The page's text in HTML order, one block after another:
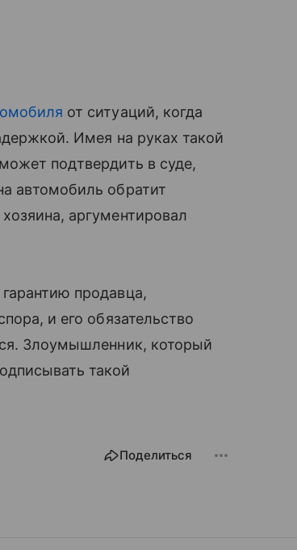
от ситуаций, когда
Имея на руках такой
подтвердить в суде,
автомобиль обратит
аргументировал
продавца,
и его обязательство
Злоумышленник, который
такой
Поделиться